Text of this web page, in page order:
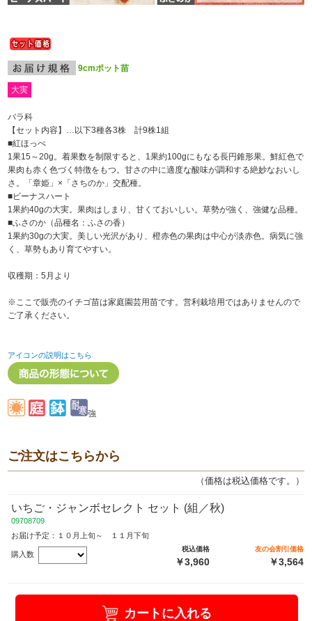
9cmポット苗
大実
バラ科
【セット内容】…以下3種各3株 計9株1組
■紅ほっぺ
1果15～20g。着果数を制限すると、1果約100gにもなる長円錐形果。鮮紅色で
果肉も赤く色づく特徴をもつ。甘さの中に適度な酸味が調和する絶妙なおいし
さ。「章姫」×「さちのか」交配種。
■ビーナスハート
1果約40gの大実。果肉はしまり、甘くておいしい。草勢が強く、強健な品種。
■ふさのか（品種名：ふさの香）
1果約30gの大実。美しい光沢があり、橙赤色の果肉は中心が淡赤色。病気に強
く、草勢もあり育てやすい。
収穫期：5月より
※ここで販売のイチゴ苗は家庭園芸用苗です。営利栽培用ではありませんので
ご了承ください。
アイコンの説明はこちら
強
ご注文はこちらから
（価格は税込価格です。）
いちご・ジャンボセレクト セット (組／秋)
09708709
お届け予定：１０月上旬～ １１月下旬
購入数
税込価格
￥3,960
友の会割引価格
￥3,564
カートに入れる